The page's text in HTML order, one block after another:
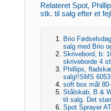
Relateret Spot,
stk. til salg efter et
Brio
salg med Brio
Skrivebord, b:
skriveborde 4
Phillips,
salg!!SMS
soft box mål
Stålskab, B &
til salg. Det
Spot Sprayer